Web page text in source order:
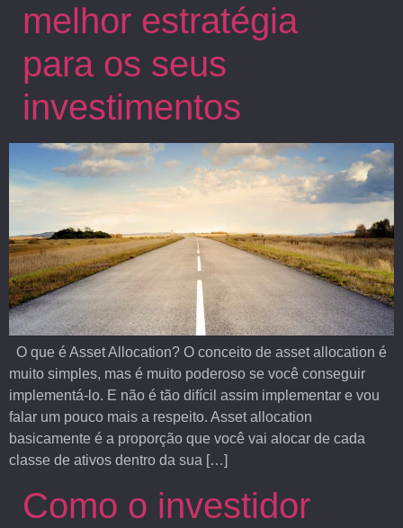
melhor estratégia
para os seus
investimentos
O que é Asset Allocation? O conceito de asset allocation é
muito simples, mas é muito poderoso se você conseguir
implementá-lo. E não é tão difícil assim implementar e vou
falar um pouco mais a respeito. Asset allocation
basicamente é a proporção que você vai alocar de cada
classe de ativos dentro da sua […]
Como o investidor